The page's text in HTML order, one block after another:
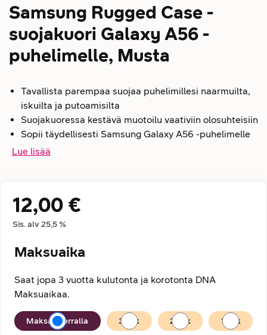
Samsung Rugged Case -
suojakuori Galaxy A56 -
puhelimelle, Musta
Tavallista parempaa suojaa puhelimillesi naarmuilta,
iskuilta ja putoamisilta
Suojakuoressa kestävä muotoilu vaativiin olosuhteisiin
Sopii täydellisesti Samsung Galaxy A56 -puhelimelle
Lue lisää
Hintatiedot
12,00 €
Sis. alv25,5 %
Maksuaika
Saat jopa 3 vuotta kulutonta ja korotonta DNA
Maksuaikaa.
Maksuaika
Maksan kerralla 36 kk 24 kk 12 kk